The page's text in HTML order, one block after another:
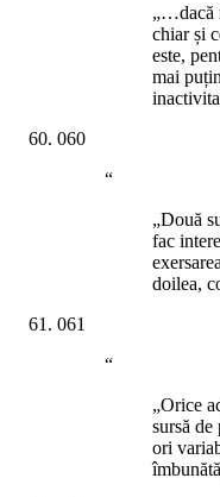
„…dacă
chiar și
este,
mai
060
“
„Două
fac
doilea,
061
“
„Orice
sursă
ori